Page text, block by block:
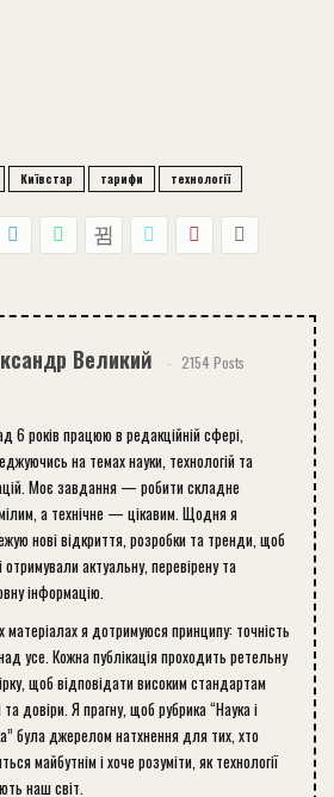
Київстар тарифи технології
Великий 2154 Posts
6 років працюю в редакційній сфері,
на темах науки, технологій та
Моє завдання — робити складне
а технічне — цікавим. Щодня я
нові відкриття, розробки та тренди, щоб
отримували актуальну, перевірену та
інформацію.
матеріалах я дотримуюся принципу: точність
усе. Кожна публікація проходить ретельну
щоб відповідати високим стандартам
та довіри. Я прагну, щоб рубрика “Наука і
була джерелом натхнення для тих, хто
майбутнім і хоче розуміти, як технології
наш світ.